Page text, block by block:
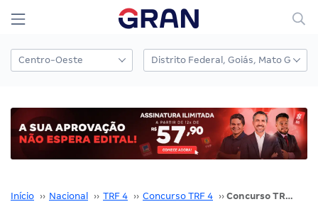
Início ›› Nacional ›› TRF 4 ›› Concurso TRF 4 ›› Concurso TRF 4: AUTORIZADO! Veja